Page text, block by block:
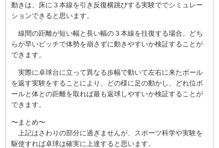
動きは、床に３本線を引き反復横跳びする実験ででシミュレー
ションできると思います。
線間の距離が短い幅と長い幅の３本線を往復する場合、どち
らが早いピッチで体勢を崩さずに動きやすいか検証することが
できます。
実際に卓球台に立って異なる歩幅で動いて左右に来たボール
を返す実験をすることにより、どの様に足の動かし、どれ位ボ
ールと体との距離を取れば最も返球しやすいか検証することが
できます。
〜まとめ〜
上記はさわりの部分に過ぎませんが、スポーツ科学や実験を
駆使すれば卓球は確実に上達すると思います。